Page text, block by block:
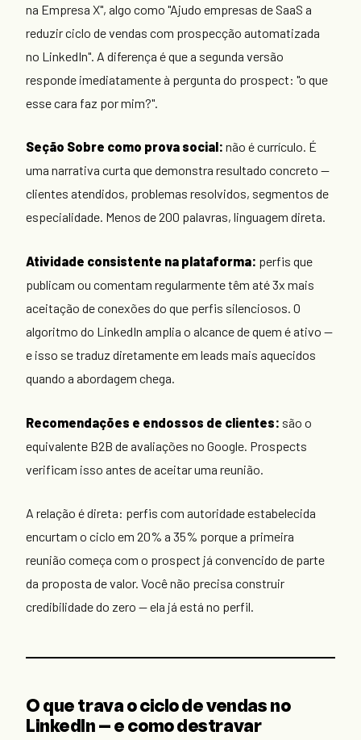
na Empresa X", algo como "Ajudo empresas de SaaS a
reduzir ciclo de vendas com prospecção automatizada
no LinkedIn". A diferença é que a segunda versão
responde imediatamente à pergunta do prospect: "o que
esse cara faz por mim?".
Seção Sobre como prova social: não é currículo. É
uma narrativa curta que demonstra resultado concreto —
clientes atendidos, problemas resolvidos, segmentos de
especialidade. Menos de 200 palavras, linguagem direta.
Atividade consistente na plataforma: perfis que
publicam ou comentam regularmente têm até 3x mais
aceitação de conexões do que perfis silenciosos. O
algoritmo do LinkedIn amplia o alcance de quem é ativo —
e isso se traduz diretamente em leads mais aquecidos
quando a abordagem chega.
Recomendações e endossos de clientes: são o
equivalente B2B de avaliações no Google. Prospects
verificam isso antes de aceitar uma reunião.
A relação é direta: perfis com autoridade estabelecida
encurtam o ciclo em 20% a 35% porque a primeira
reunião começa com o prospect já convencido de parte
da proposta de valor. Você não precisa construir
credibilidade do zero — ela já está no perfil.
O que trava o ciclo de vendas no
LinkedIn — e como destravar